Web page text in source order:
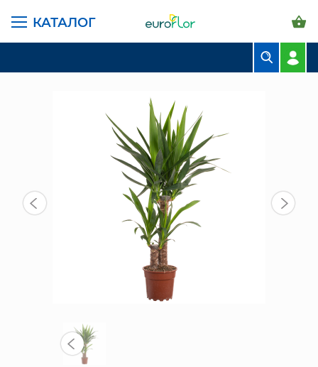
КАТАЛОГ
ЦВЕТЫ В ПАЧКАХ
СВАДЕБНАЯ ФЛОРИСТИКА
КОМНАТНЫЕ РАСТЕНИЯ
ГОРШКИ И КАШПО
ГРУНТЫ И УДОБРЕНИЯ
ПРЕДМЕТЫ ИНТЕРЬЕРА
ГЛАВНАЯ СТРАНИЦА КАТАЛОГ
КОМНАТНЫЕ РАСТЕНИЯ